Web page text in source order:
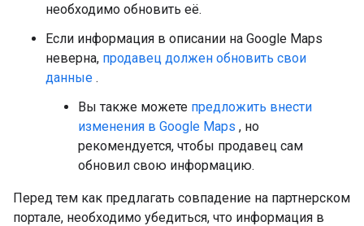
необходимо обновить её.
Если информация в описании на Google Maps
неверна, продавец должен обновить свои
данные .
Вы также можете предложить внести
изменения в Google Maps , но
рекомендуется, чтобы продавец сам
обновил свою информацию.
Перед тем как предлагать совпадение на партнерском
портале, необходимо убедиться, что информация в